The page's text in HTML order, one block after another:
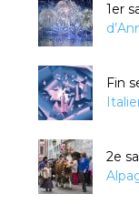
1er
Fin
2e